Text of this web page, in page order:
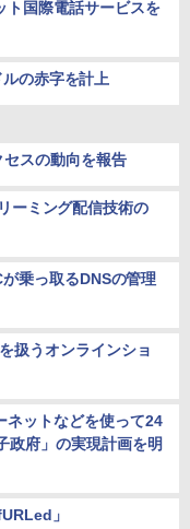
ト国際電話サービスを
の赤字を計上
スの動向を報告
ミング配信技術の
乗っ取るDNSの管理
扱うオンラインショ
ネットなどを使って24
政府」の実現計画を明
」